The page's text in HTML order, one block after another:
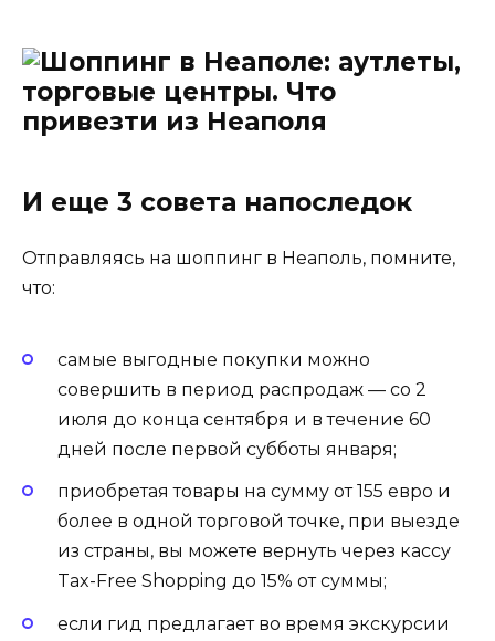
И еще 3 совета напоследок
Отправляясь на шоппинг в Неаполь, помните,
что:
самые выгодные покупки можно
совершить в период распродаж — со 2
июля до конца сентября и в течение 60
дней после первой субботы января;
приобретая товары на сумму от 155 евро и
более в одной торговой точке, при выезде
из страны, вы можете вернуть через кассу
Tax-Free Shopping до 15% от суммы;
если гид предлагает во время экскурсии